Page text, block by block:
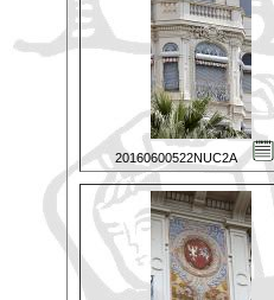
20160600522NUC2A